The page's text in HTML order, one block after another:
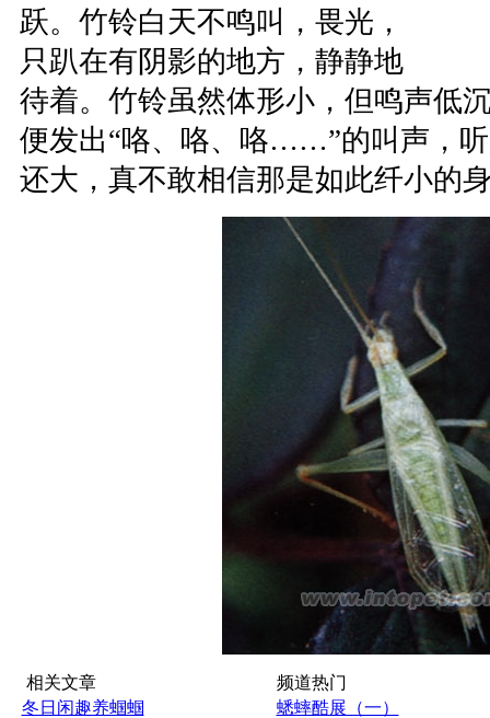
跃。竹铃白天不鸣叫，畏光，
只趴在有阴影的地方，静静地
待着。竹铃虽然体形小，但鸣声低
便发出“咯、咯、咯……”的叫声，
还大，真不敢相信那是如此纤小的
相关文章
冬日闲趣养蝈蝈
频道热门
蟋蟀酷展（一）